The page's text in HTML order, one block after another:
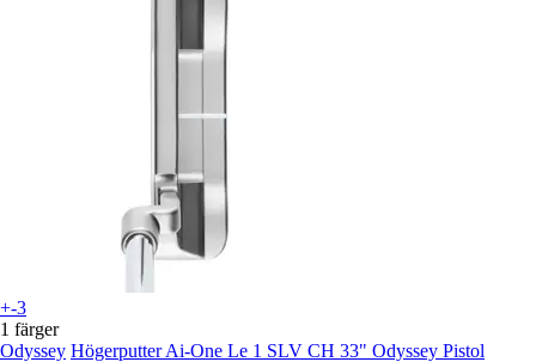
+-3
1 färger
Odyssey Högerputter Ai-One Le 1 SLV CH 33" Odyssey Pistol